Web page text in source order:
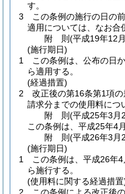
す。
3
この条例の施行の日の
適用については、なお合
附 則(平成19年12
(施行期日)
1
この条例は、公布の日
ら適用する。
(経過措置)
2
改正後の第16条第1項
請求分までの使用料につ
附 則(平成25年3月
この条例は、平成25年4
附 則(平成26年3月
(施行期日)
1
この条例は、平成26年4
ら施行する。
(使用料に関する経過措置